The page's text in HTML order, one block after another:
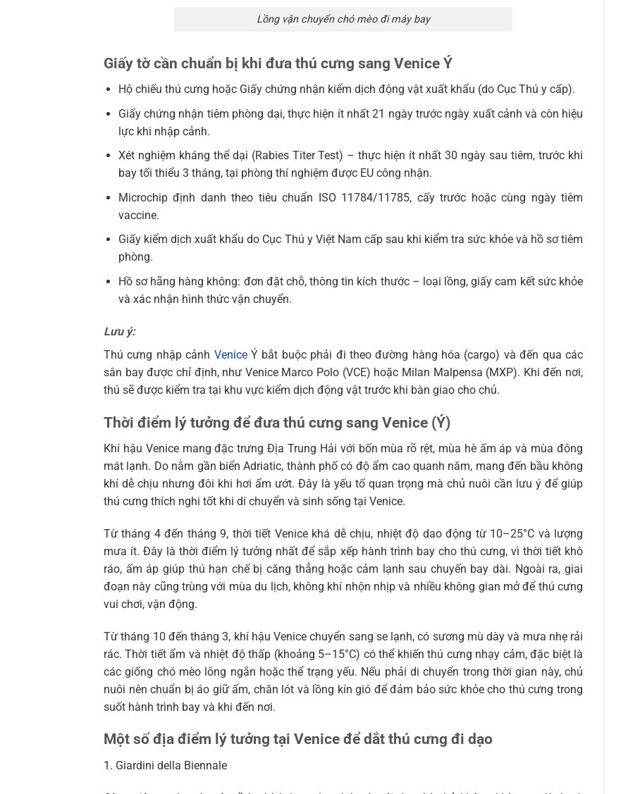
Lồng vận chuyển chó mèo đi máy bay
Giấy tờ cần chuẩn bị khi đưa thú cưng sang Venice Ý
Hộ chiếu thú cưng hoặc Giấy chứng nhận kiểm dịch động vật xuất khẩu (do Cục Thú y cấp).
Giấy chứng nhận tiêm phòng dại, thực hiện ít nhất 21 ngày trước ngày xuất cảnh và còn hiệu
lực khi nhập cảnh.
Xét nghiệm kháng thể dại (Rabies Titer Test) – thực hiện ít nhất 30 ngày sau tiêm, trước khi
bay tối thiểu 3 tháng, tại phòng thí nghiệm được EU công nhận.
Microchip định danh theo tiêu chuẩn ISO 11784/11785, cấy trước hoặc cùng ngày tiêm
vaccine.
Giấy kiểm dịch xuất khẩu do Cục Thú y Việt Nam cấp sau khi kiểm tra sức khỏe và hồ sơ tiêm
phòng.
Hồ sơ hãng hàng không: đơn đặt chỗ, thông tin kích thước – loại lồng, giấy cam kết sức khỏe
và xác nhận hình thức vận chuyển.
Lưu ý:
Thú cưng nhập cảnh VeniceÝ bắt buộc phải đi theo đường hàng hóa (cargo) và đến qua các
sân bay được chỉ định, như Venice Marco Polo (VCE) hoặc Milan Malpensa (MXP). Khi đến nơi,
thú sẽ được kiểm tra tại khu vực kiểm dịch động vật trước khi bàn giao cho chủ.
Thời điểm lý tưởng để đưa thú cưng sang Venice (Ý)
Khí hậu Venice mang đặc trưng Địa Trung Hải với bốn mùa rõ rệt, mùa hè ấm áp và mùa đông
mát lạnh. Do nằm gần biển Adriatic, thành phố có độ ẩm cao quanh năm, mang đến bầu không
khí dễ chịu nhưng đôi khi hơi ẩm ướt. Đây là yếu tố quan trọng mà chủ nuôi cần lưu ý để giúp
thú cưng thích nghi tốt khi di chuyển và sinh sống tại Venice.
Từ tháng 4 đến tháng 9, thời tiết Venice khá dễ chịu, nhiệt độ dao động từ 10–25°C và lượng
mưa ít. Đây là thời điểm lý tưởng nhất để sắp xếp hành trình bay cho thú cưng, vì thời tiết khô
ráo, ấm áp giúp thú hạn chế bị căng thẳng hoặc cảm lạnh sau chuyến bay dài. Ngoài ra, giai
đoạn này cũng trùng với mùa du lịch, không khí nhộn nhịp và nhiều không gian mở để thú cưng
vui chơi, vận động.
Từ tháng 10 đến tháng 3, khí hậu Venice chuyển sang se lạnh, có sương mù dày và mưa nhẹ rải
rác. Thời tiết ẩm và nhiệt độ thấp (khoảng 5–15°C) có thể khiến thú cưng nhạy cảm, đặc biệt là
các giống chó mèo lông ngắn hoặc thể trạng yếu. Nếu phải di chuyển trong thời gian này, chủ
nuôi nên chuẩn bị áo giữ ấm, chăn lót và lồng kín gió để đảm bảo sức khỏe cho thú cưng trong
suốt hành trình bay và khi đến nơi.
Một số địa điểm lý tưởng tại Venice để dắt thú cưng đi dạo
1. Giardini della Biennale